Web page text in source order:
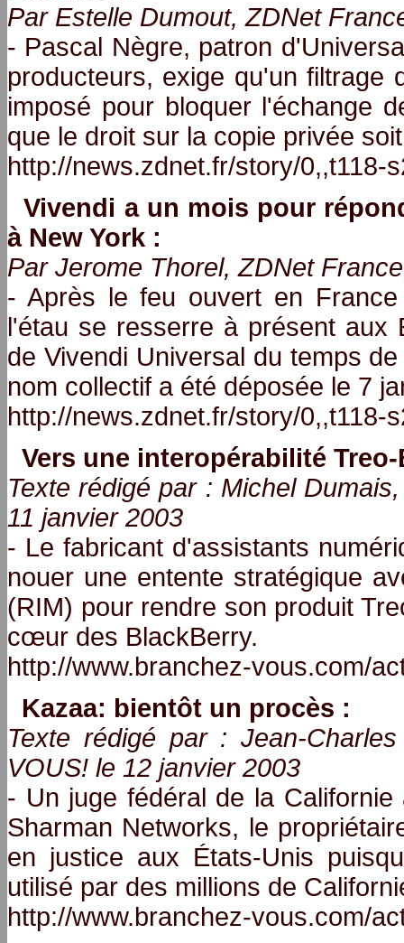
Par Estelle Dumout, ZDNet
- Pascal Nègre, patron
producteurs, exige qu'un filtrage
imposé pour bloquer l'échange
que le droit sur la copie privée
http://news.zdnet.fr/story/0,,t118-
Vivendi a un mois pour
à New York :
Par Jerome Thorel, ZDNet
- Après le feu ouvert en
l'étau se resserre à présent aux
de Vivendi Universal du temps
nom collectif a été déposée le 7
http://news.zdnet.fr/story/0,,t118-
Vers une interopérabilité
Texte rédigé par : Michel
11 janvier 2003
- Le fabricant d'assistants
nouer une entente stratégique
(RIM) pour rendre son produit
cœur des BlackBerry.
http://www.branchez-vous.com/
Kazaa: bientôt un procès :
Texte rédigé par : Jean-
VOUS! le 12 janvier 2003
- Un juge fédéral de la
Sharman Networks, le
en justice aux États-Unis
utilisé par des millions de
http://www.branchez-vous.com/